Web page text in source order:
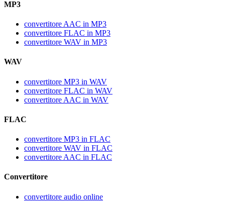
MP3
convertitore AAC in MP3
convertitore FLAC in MP3
convertitore WAV in MP3
WAV
convertitore MP3 in WAV
convertitore FLAC in WAV
convertitore AAC in WAV
FLAC
convertitore MP3 in FLAC
convertitore WAV in FLAC
convertitore AAC in FLAC
Convertitore
convertitore audio online